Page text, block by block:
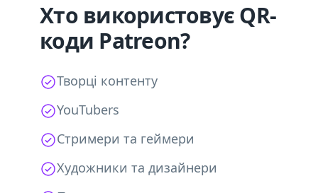
Хто використовує QR-
коди Patreon?
Творці контенту
YouTubers
Стримери та геймери
Художники та дизайнери